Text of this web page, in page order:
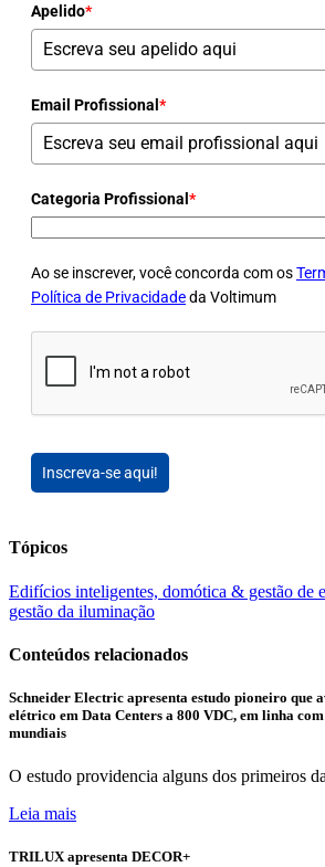
Apelido*
Email Profissional *
Categoria Profissional *
Ao se inscrever, você concorda com os
Política de Privacidadeda Voltimum
Inscreva-se aqui!
Tópicos
Edifícios inteligentes, domótica & gestão de
gestão da iluminação
Conteúdos relacionados
Schneider Electric apresenta estudo pioneiro que
elétrico em Data Centers a 800 VDC, em linha
mundiais
O estudo providencia alguns dos primeiros
Leia mais
TRILUX apresenta DECOR+